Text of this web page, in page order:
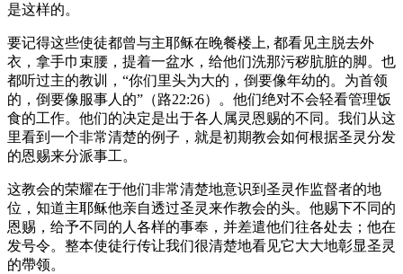
是这样的。
要记得这些使徒都曾与主耶稣在晚餐楼上, 都看见主脱去外
衣，拿手巾束腰，提着一盆水，给他们洗那污秽肮脏的脚。也
都听过主的教训，“你们里头为大的，倒要像年幼的。为首领
的，倒要像服事人的”（路22:26）。他们绝对不会轻看管理饭
食的工作。他们的决定是出于各人属灵恩赐的不同。我们从这
里看到一个非常清楚的例子，就是初期教会如何根据圣灵分发
的恩赐来分派事工。
这教会的荣耀在于他们非常清楚地意识到圣灵作监督者的地
位，知道主耶稣他亲自透过圣灵来作教会的头。他赐下不同的
恩赐，给予不同的人各样的事奉，并差遣他们往各处去；他在
发号令。整本使徒行传让我们很清楚地看见它大大地彰显圣灵
的帶领。